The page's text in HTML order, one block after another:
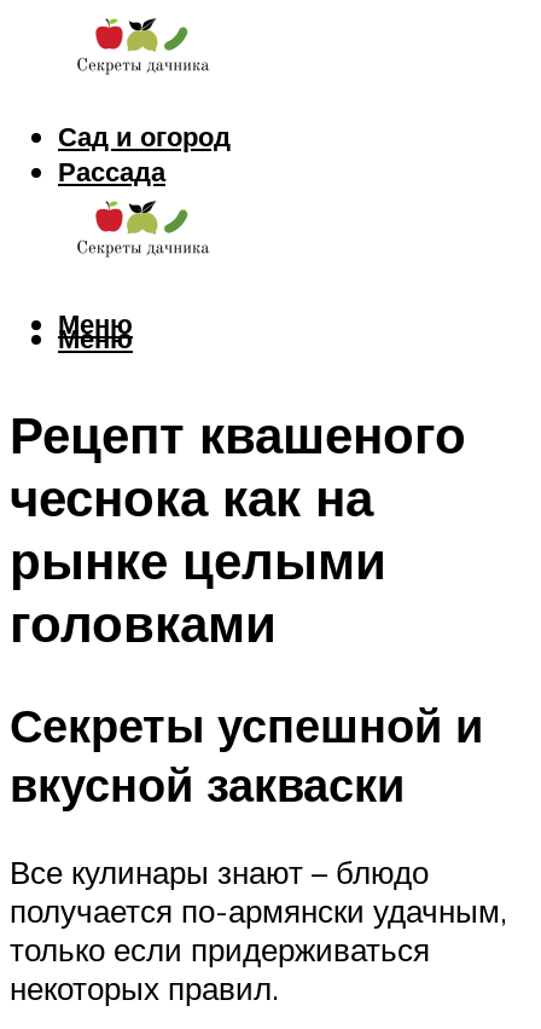
Сад и огород
Рассада
Цветы
Заготовки
Меню
Меню
Рецепт квашеного
чеснока как на
рынке целыми
головками
Секреты успешной и
вкусной закваски
Все кулинары знают – блюдо
получается по-армянски удачным,
только если придерживаться
некоторых правил.